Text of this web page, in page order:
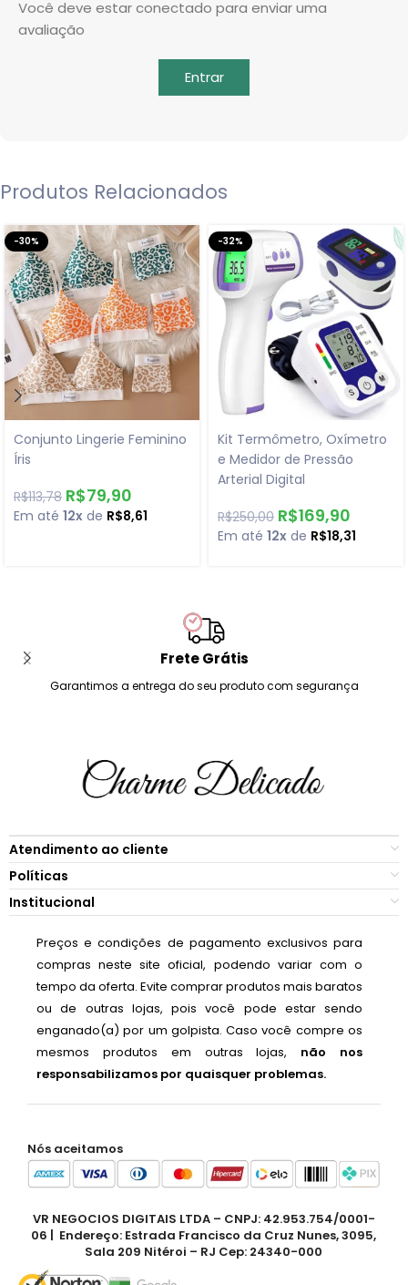
Você deve estar conectado para enviar uma
avaliação
Entrar
Produtos Relacionados
-30%
Conjunto Lingerie Feminino
Íris
R$113,78 R$79,90
Em até 12x de R$8,61
-32%
Kit Termômetro, Oxímetro
e Medidor de Pressão
Arterial Digital
R$250,00 R$169,90
Em até 12x de R$18,31
Frete Grátis
Garantimos a entrega do seu produto com segurança
Atendimento ao cliente
Políticas
Institucional
Preços e condições de pagamento exclusivos para
compras neste site oficial, podendo variar com o
tempo da oferta. Evite comprar produtos mais baratos
ou de outras lojas, pois você pode estar sendo
enganado(a) por um golpista. Caso você compre os
mesmos produtos em outras lojas, não nos
responsabilizamos por quaisquer problemas.
Nós aceitamos
VR NEGOCIOS DIGITAIS LTDA – CNPJ: 42.953.754/0001-
06 | Endereço: Estrada Francisco da Cruz Nunes, 3095,
Sala 209 Nitéroi – RJ Cep: 24340-000